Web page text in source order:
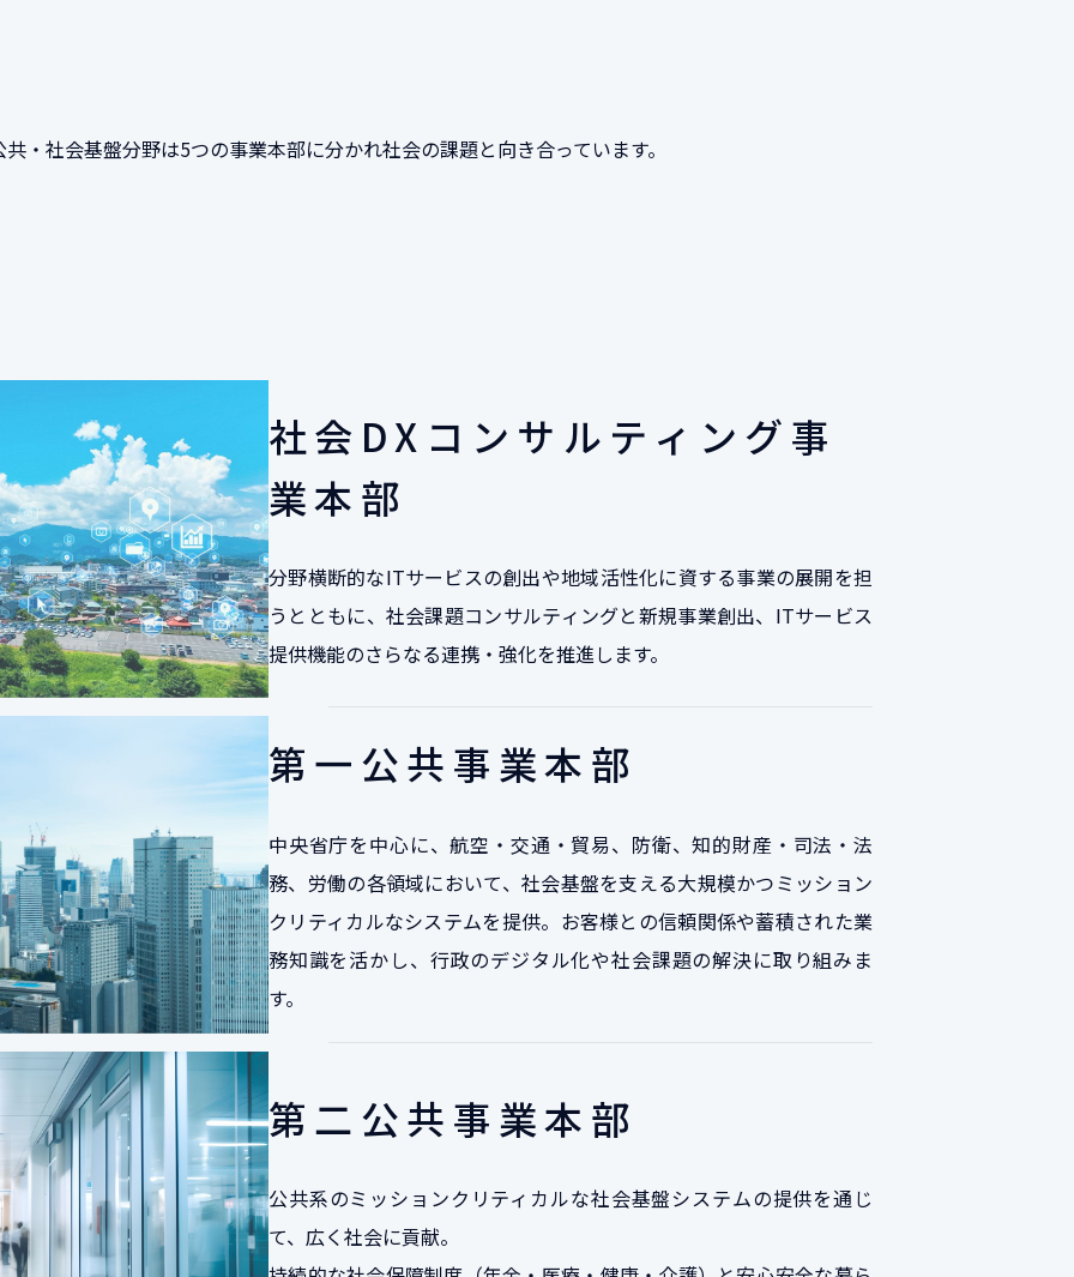
共・社会基盤分野は5つの事業本部に分かれ社会の課題と向き合っています。
社会DXコンサルティング事
業本部
分野横断的なITサービスの創出や地域活性化に資する事業の展開を担
うとともに、社会課題コンサルティングと新規事業創出、ITサービス
提供機能のさらなる連携・強化を推進します。
第一公共事業本部
中央省庁を中心に、航空・交通・貿易、防衛、知的財産・司法・法
務、労働の各領域において、社会基盤を支える大規模かつミッション
クリティカルなシステムを提供。お客様との信頼関係や蓄積された業
務知識を活かし、行政のデジタル化や社会課題の解決に取り組みま
す。
第二公共事業本部
公共系のミッションクリティカルな社会基盤システムの提供を通じ
て、広く社会に貢献。